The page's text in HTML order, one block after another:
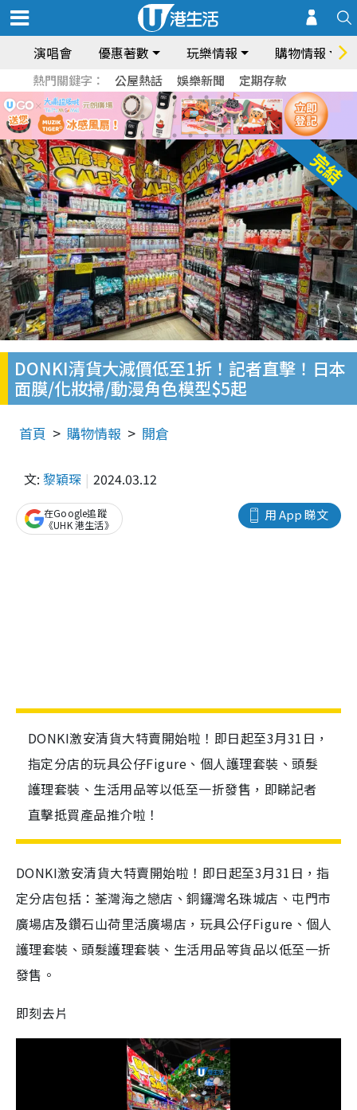
演唱會 優惠著數 玩樂情報 購物情報
熱門關鍵字： 公屋熱話 娛樂新聞 定期存款
DONKI清貨大減價低至1折！記者直擊！日本
面膜/化妝掃/動漫角色模型$5起
首頁 購物情報 開倉
文: 黎穎琛 2024.03.12
用 App 睇文
在Google追蹤
《UHK 港生活》
DONKI激安清貨大特賣開始啦！即日起至3月31日，
指定分店的玩具公仔Figure、個人護理套裝、頭髮
護理套裝、生活用品等以低至一折發售，即睇記者
直擊抵買產品推介啦！
DONKI激安清貨大特賣開始啦！即日起至3月31日，指
定分店包括：荃灣海之戀店 、銅鑼灣名珠城店 、 屯門市
廣場店及鑽石山荷里活廣場店， 玩具公仔Figure、個人
護理套裝、頭髮護理套裝、生活用品等貨品以低至一折
發售。
即刻去片